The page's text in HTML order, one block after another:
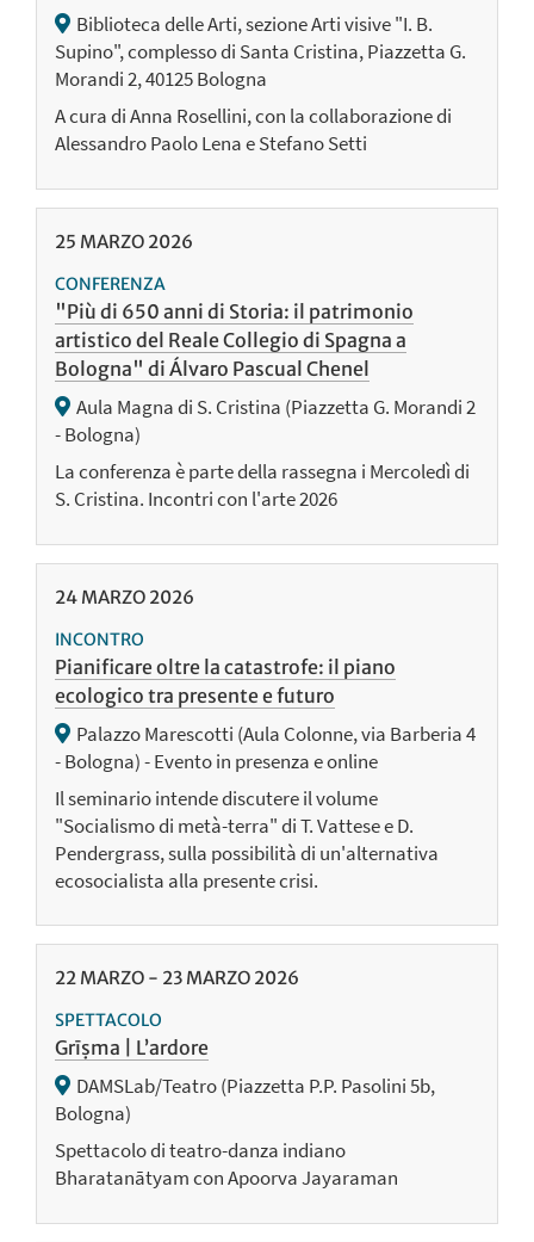
Biblioteca delle Arti, sezione Arti visive "I. B.
Supino", complesso di Santa Cristina, Piazzetta G.
Morandi 2, 40125 Bologna
A cura di Anna Rosellini, con la collaborazione di
Alessandro Paolo Lena e Stefano Setti
25 MARZO 2026
CONFERENZA
"Più di 650 anni di Storia: il patrimonio
artistico del Reale Collegio di Spagna a
Bologna" di Álvaro Pascual Chenel
Aula Magna di S. Cristina (Piazzetta G. Morandi 2
- Bologna)
La conferenza è parte della rassegna i Mercoledì di
S. Cristina. Incontri con l'arte 2026
24 MARZO 2026
INCONTRO
Pianificare oltre la catastrofe: il piano
ecologico tra presente e futuro
Palazzo Marescotti (Aula Colonne, via Barberia 4
- Bologna) - Evento in presenza e online
Il seminario intende discutere il volume
"Socialismo di metà-terra" di T. Vattese e D.
Pendergrass, sulla possibilità di un'alternativa
ecosocialista alla presente crisi.
22 MARZO - 23 MARZO 2026
SPETTACOLO
Grīṣma | L’ardore
DAMSLab/Teatro (Piazzetta P.P. Pasolini 5b,
Bologna)
Spettacolo di teatro-danza indiano
Bharatanātyam con Apoorva Jayaraman